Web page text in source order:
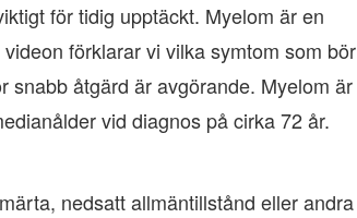
för tidig upptäckt. Myelom är en
förklarar vi vilka symtom som bör
snabb åtgärd är avgörande. Myelom är
vid diagnos på cirka 72 år.
nedsatt allmäntillstånd eller andra